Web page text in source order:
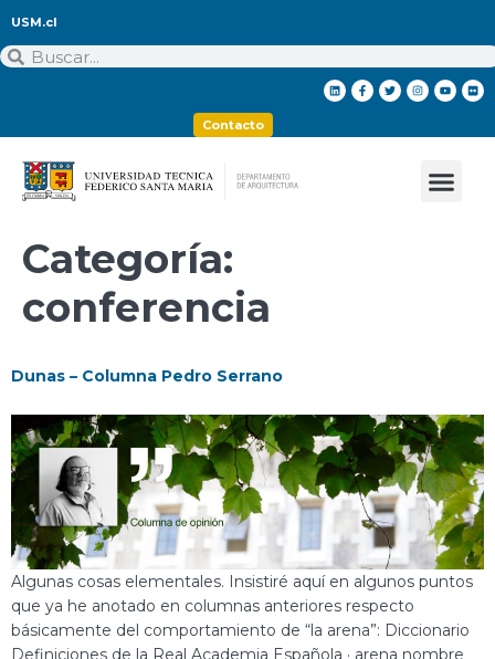
USM.cl
Contacto
Categoría:
conferencia
Dunas – Columna Pedro Serrano
Algunas cosas elementales. Insistiré aquí en algunos puntos
que ya he anotado en columnas anteriores respecto
básicamente del comportamiento de “la arena”: Diccionario